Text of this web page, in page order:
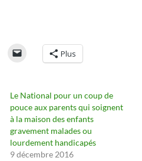
Plus
Le National pour un coup de
pouce aux parents qui soignent
à la maison des enfants
gravement malades ou
lourdement handicapés
9 décembre 2016